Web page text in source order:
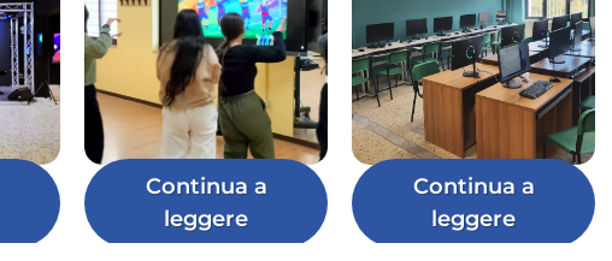
Continua a
leggere
Continua a
leggere